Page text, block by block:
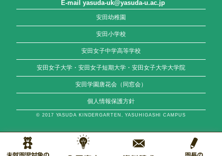
E-mail yasuda-uk@yasuda-u.ac.jp
安田幼稚園
安田小学校
安田女子中学高等学校
安田女子大学・安田女子短期大学・安田女子大学大学院
安田学園唐花会（同窓会）
個人情報保護方針
© 2017 YASUDA KINDERGARTEN, YASUHIGASHI CAMPUS